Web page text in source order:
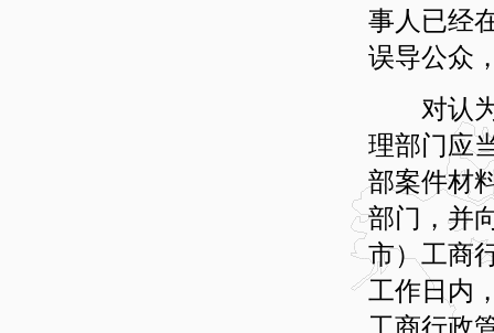
事人已经
误导公众
对认为
理部门应
部案件材
部门，并
市）工商
工作日内
工商行政